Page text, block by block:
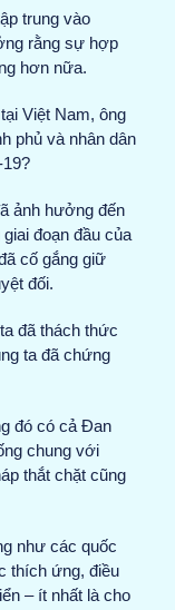
trung vào
rằng sự hợp
hơn nữa.
Việt Nam, ông
phủ và nhân dân
ảnh hưởng đến
đoạn đầu của
cố gắng giữ
đối.
đã thách thức
ta đã chứng
đó có cả Đan
chung với
thắt chặt cũng
như các quốc
thích ứng, điều
– ít nhất là cho